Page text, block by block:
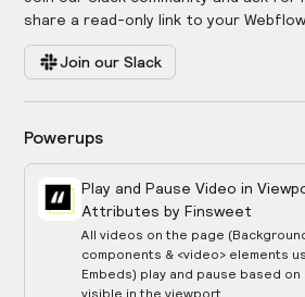
share a read-only link to your
Join our Slack
Powerups
Play and Pause Video in
Attributes by Finsweet
All videos on the page
components & <video> elements
Embeds) play and pause based
visible in the viewport.